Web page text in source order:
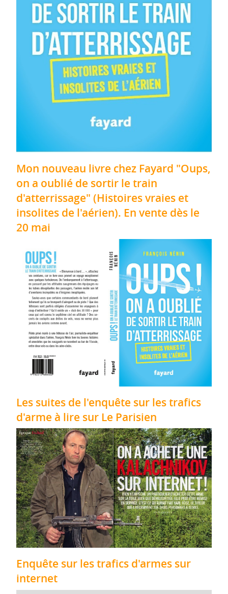
Mon nouveau livre chez Fayard "Oups,
on a oublié de sortir le train
d'atterrissage" (Histoires vraies et
insolites de l'aérien). En vente dès le
20 mai
Les suites de l'enquête sur les trafics
d'arme à lire sur Le Parisien
Enquête sur les trafics d'armes sur
internet